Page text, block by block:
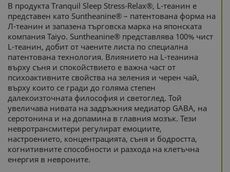
В продукта Tranquil Sleep Stress-Relax®, L-теанин е
представен като Suntheanine® – патентована форма на
Л-теанин и запазена търговска марка на японската
компания Taiyo. Suntheanine® представлява 100% чист
L-теанин, добит от чаените листа по специална
патентована технология. Влиянието на L-теанина
върху съня и спокойствието е важна част от
психоактивните свойства на зеления и черен чай,
върху които се гради до голяма степен
далекоизточната философия и светоглед. Той
увеличава нивата на задръжния медиатор GABA, на
серотонина и на допамина в главния мозък. Тези
невротрансмитери регулират емоциите,
настроението, концентрацията, съня и бодростта,
когнитивните способности и разхода на клетъчна
енергия в невроните.